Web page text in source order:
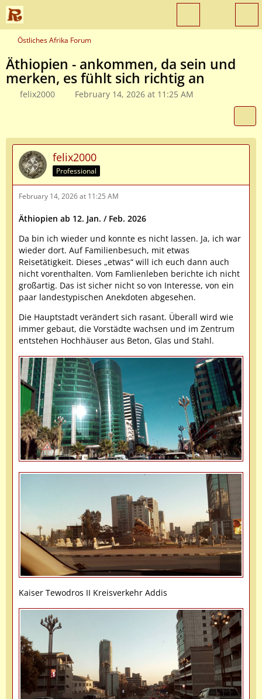
Östliches Afrika Forum
Äthiopien - ankommen, da sein und
merken, es fühlt sich richtig an
felix2000 February 14, 2026 at 11:25 AM
felix2000
Professional
February 14, 2026 at 11:25 AM
Äthiopien ab 12. Jan. / Feb. 2026
Da bin ich wieder und konnte es nicht lassen. Ja, ich war
wieder dort. Auf Familienbesuch, mit etwas
Reisetätigkeit. Dieses „etwas“ will ich euch dann auch
nicht vorenthalten. Vom Famlienleben berichte ich nicht
großartig. Das ist sicher nicht so von Interesse, von ein
paar landestypischen Anekdoten abgesehen.
Die Hauptstadt verändert sich rasant. Überall wird wie
immer gebaut, die Vorstädte wachsen und im Zentrum
entstehen Hochhäuser aus Beton, Glas und Stahl.
Kaiser Tewodros II Kreisverkehr Addis